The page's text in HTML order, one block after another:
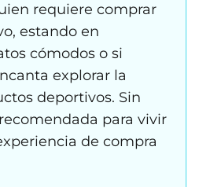
requiere comprar
estando en
cómodos o si
explorar la
deportivos. Sin
para vivir
de compra